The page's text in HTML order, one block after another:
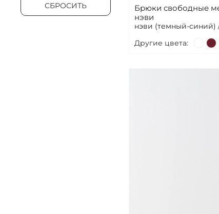
Брюки свободные
нэви
нэви (темный-
Другие цвета:
СБРОСИТЬ